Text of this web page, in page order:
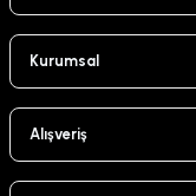
Kurumsal
Alışveriş